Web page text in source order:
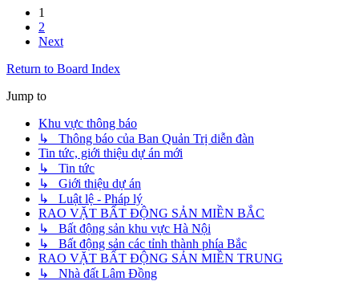
1
2
Next
Return to Board Index
Jump to
Khu vực thông báo
↳ Thông báo của Ban Quản Trị diễn đàn
Tin tức, giới thiệu dự án mới
↳ Tin tức
↳ Giới thiệu dự án
↳ Luật lệ - Pháp lý
RAO VẶT BẤT ĐỘNG SẢN MIỀN BẮC
↳ Bất động sản khu vực Hà Nội
↳ Bất động sản các tỉnh thành phía Bắc
RAO VẶT BẤT ĐỘNG SẢN MIỀN TRUNG
↳ Nhà đất Lâm Đồng